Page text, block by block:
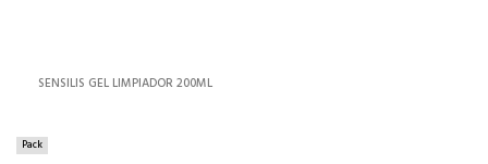
SENSILIS GEL LIMPIADOR 200ML
Pack